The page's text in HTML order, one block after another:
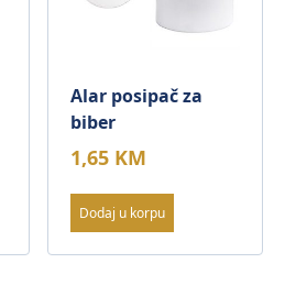
Alar posipač za
biber
1,65 KM
Dodaj u korpu